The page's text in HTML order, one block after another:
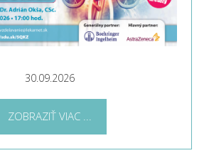
30.09.2026
ZOBRAZIŤ VIAC ...